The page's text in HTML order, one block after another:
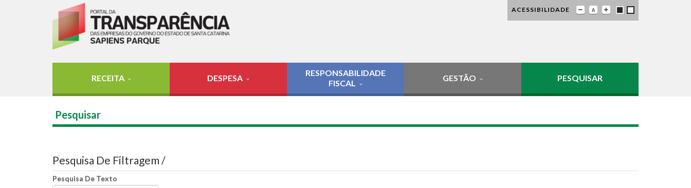
ACESSIBILIDADE
RECEITA DESPESA
RESPONSABILIDADE
FISCAL
GESTÃO PESQUISAR
Pesquisar
Pesquisa De Filtragem /
Pesquisa De Texto